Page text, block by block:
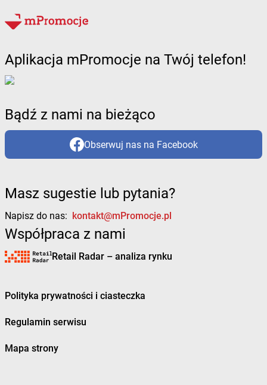
Aplikacja mPromocje na Twój telefon!
Bądź z nami na bieżąco
Obserwuj nas na Facebook
Masz sugestie lub pytania?
Napisz do nas: kontakt@mPromocje.pl
Współpraca z nami
Retail Radar – analiza rynku
Polityka prywatności i ciasteczka
Regulamin serwisu
Mapa strony